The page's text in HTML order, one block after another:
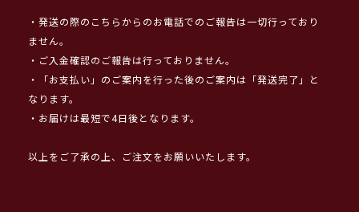
・発送の際のこちらからのお電話でのご報告は一切行っており
ません。
・ご入金確認のご報告は行っておりません。
・「お支払い」のご案内を行った後のご案内は「発送完了」と
なります。
・お届けは最短で4日後となります。
以上をご了承の上、ご注文をお願いいたします。